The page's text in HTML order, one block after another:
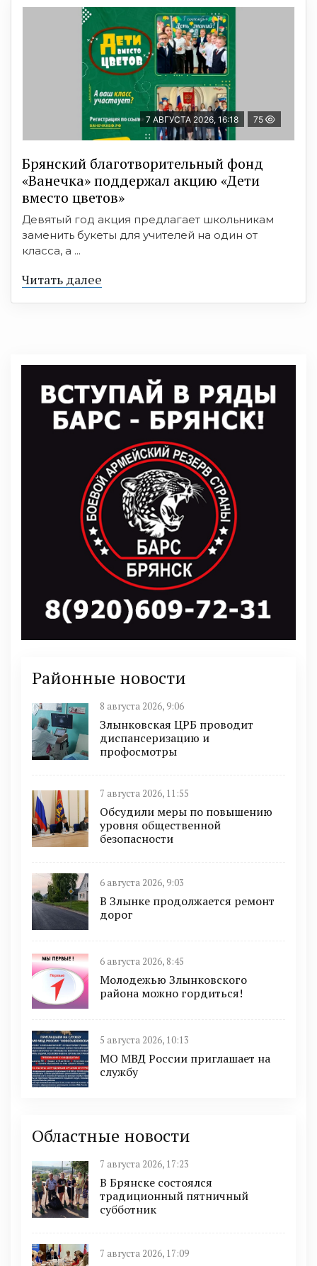
7 АВГУСТА 2026, 16:18 75
Брянский благотворительный фонд
«Ванечка» поддержал акцию «Дети
вместо цветов»
Девятый год акция предлагает школьникам
заменить букеты для учителей на один от
класса, а ...
Читать далее
Районные новости
8 августа 2026, 9:06
Злынковская ЦРБ проводит
диспансеризацию и
профосмотры
7 августа 2026, 11:55
Обсудили меры по повышению
уровня общественной
безопасности
6 августа 2026, 9:03
В Злынке продолжается ремонт
дорог
6 августа 2026, 8:45
Молодежью Злынковского
района можно гордиться!
5 августа 2026, 10:13
МО МВД России приглашает на
службу
Областные новости
7 августа 2026, 17:23
В Брянске состоялся
традиционный пятничный
субботник
7 августа 2026, 17:09